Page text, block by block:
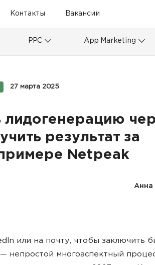
Контакты Вакансии
PPC App Marketing
27 марта 2025
лидогенерацию
результат за
Netpeak
Анна
или на почту, чтобы заключить
— непростой многоаспектный